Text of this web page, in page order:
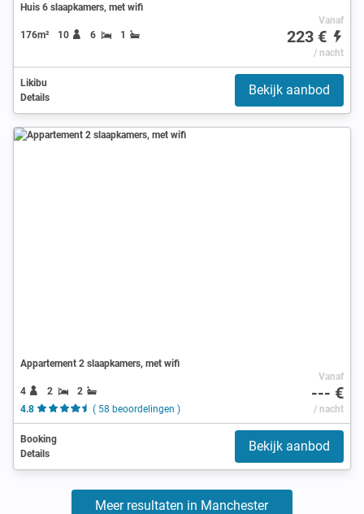
Huis 6 slaapkamers, met wifi
176m² 10 6 1
Vanaf
223 €
/ nacht
Likibu
Details
Bekijk aanbod
Appartement 2 slaapkamers, met wifi
4 2
2
4.8
( 58 beoordelingen )
Vanaf
--- €
/ nacht
Booking
Details
Bekijk aanbod
Meer resultaten in Manchester